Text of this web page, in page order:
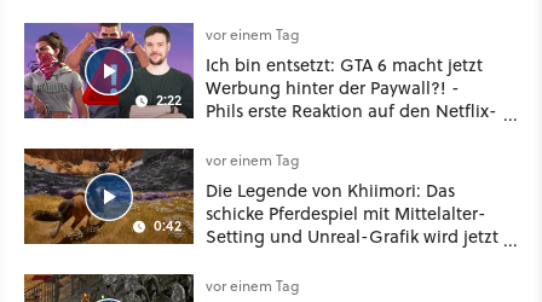
2:22
vor einem Tag
Ich bin entsetzt: GTA 6 macht jetzt
Werbung hinter der Paywall?! -
Phils erste Reaktion auf den Netflix-
0:42
vor einem Tag
Die Legende von Khiimori: Das
schicke Pferdespiel mit Mittelalter-
Setting und Unreal-Grafik wird jetzt
vor einem Tag